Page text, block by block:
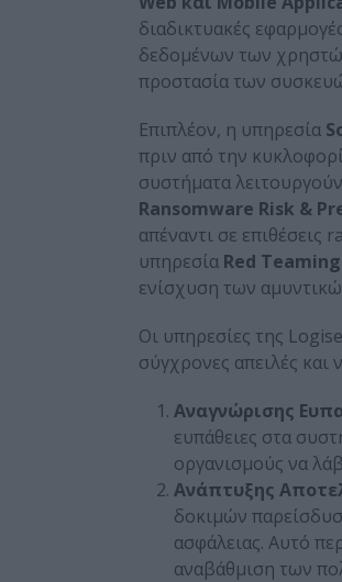
διαδικτυακές
δεδομένων των
προστασία των
Επιπλέον, η υπηρεσία
πριν από την
συστήματα
Ransomware Risk &
απέναντι σε επιθέσεις
υπηρεσία Red Teaming
ενίσχυση των
Οι υπηρεσίες της
σύγχρονες απειλές
Αναγνώρισης
ευπάθειες στα
οργανισμούς να
Ανάπτυξης
δοκιμών
ασφάλειας. Αυτό
αναβάθμιση των